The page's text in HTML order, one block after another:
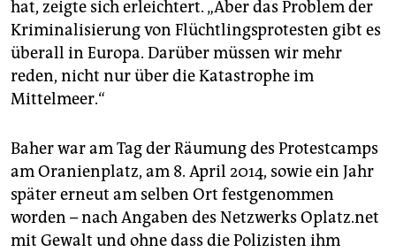
hat, zeigte sich erleichtert. „Aber das Problem der
Kriminalisierung von Flüchtlingsprotesten gibt es
überall in Europa. Darüber müssen wir mehr
reden, nicht nur über die Katastrophe im
Mittelmeer.“
Baher war am Tag der Räumung des Protestcamps
am Oranienplatz, am 8. April 2014, sowie ein Jahr
später erneut am selben Ort festgenommen
worden – nach Angaben des Netzwerks Oplatz.net
mit Gewalt und ohne dass die Polizisten ihm